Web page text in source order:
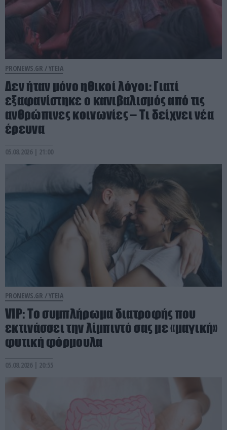
PRONEWS.GR /ΥΓΕΙΑ
Δεν ήταν μόνο ηθικοί λόγοι: Γιατί
εξαφανίστηκε ο κανιβαλισμός από τις
ανθρώπινες κοινωνίες – Τι δείχνει νέα
έρευνα
05.08.2026 | 21:00
PRONEWS.GR /ΥΓΕΙΑ
VIP: To συμπλήρωμα διατροφής που
εκτινάσσει την λίμπιντό σας με «μαγική»
φυτική φόρμουλα
05.08.2026 | 20:55